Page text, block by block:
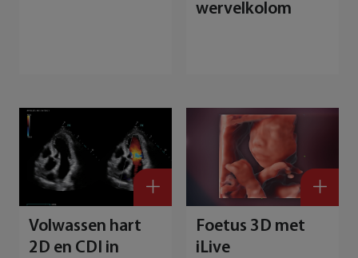
wervelkolom
Volwassen hart
2D en CDI in
Foetus 3D met
iLive